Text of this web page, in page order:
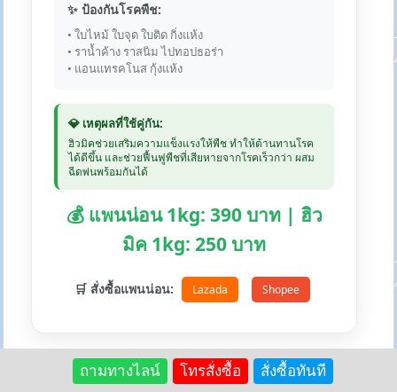
✨ ป้องกันโรคพืช:
• ใบไหม้ ใบจุด ใบติด กิ่งแห้ง
• ราน้ำค้าง ราสนิม ไปทอปธอร่า
• แอนแทรคโนส กุ้งแห้ง
💎 เหตุผลที่ใช้คู่กัน:
ฮิวมิคช่วยเสริมความแข็งแรงให้พืช ทำให้ต้านทานโรค
ได้ดีขึ้น และช่วยฟื้นฟูพืชที่เสียหายจากโรคเร็วกว่า ผสม
ฉีดพ่นพร้อมกันได้
💰 แพนน่อน 1kg: 390 บาท | ฮิว
มิค 1kg: 250 บาท
🛒 สั่งซื้อแพนน่อน: Lazada Shopee
ถามทางไลน์ โทรสั่งซื้อ สั่งซื้อทันที